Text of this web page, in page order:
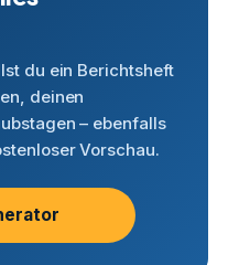
du ein Berichtsheft
deinen
– ebenfalls
Vorschau.